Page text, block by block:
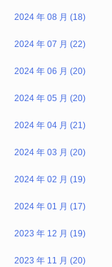
2024 年 08 月 (18)
2024 年 07 月 (22)
2024 年 06 月 (20)
2024 年 05 月 (20)
2024 年 04 月 (21)
2024 年 03 月 (20)
2024 年 02 月 (19)
2024 年 01 月 (17)
2023 年 12 月 (19)
2023 年 11 月 (20)